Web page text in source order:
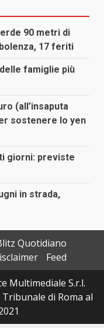
90 metri di
17 feriti
famiglie più
(all’insaputa
sostenere lo yen
giorni: previste
in strada,
Quotidiano
Feed
Multimediale S.r.l.
di Roma al